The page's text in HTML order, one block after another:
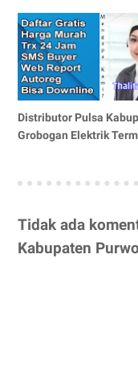
Distributor Pulsa
Grobogan Elektrik
Tidak ada
Kabupaten